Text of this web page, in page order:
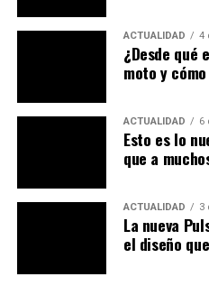
Suzuki V-
lanzará a finales de abril
TEMAS RELACIONADOS: DUKE
PUBLIMOTOS
ACTUALIDAD 4
¿Desde qué
moto y
ACTUALIDAD 6
Esto es lo
que a
ACTUALIDAD 3
La nueva
el diseño